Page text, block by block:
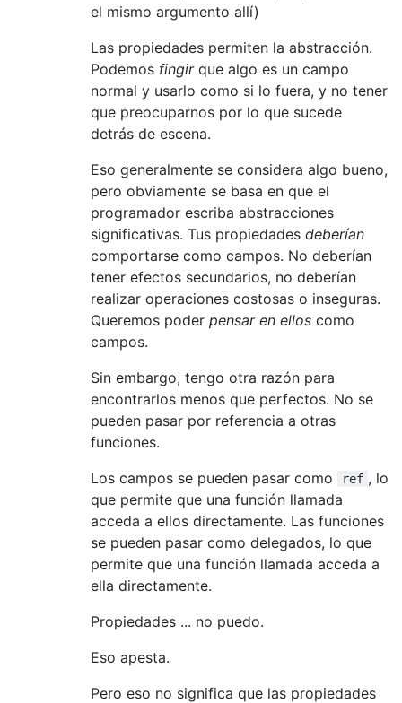
el mismo argumento allí)
Las propiedades permiten la abstracción.
Podemos fingirque algo es un campo
normal y usarlo como si lo fuera, y no tener
que preocuparnos por lo que sucede
detrás de escena.
Eso generalmente se considera algo bueno,
pero obviamente se basa en que el
programador escriba abstracciones
significativas. Tus propiedades deberían
comportarse como campos. No deberían
tener efectos secundarios, no deberían
realizar operaciones costosas o inseguras.
Queremos poder pensar en ellos como
campos.
Sin embargo, tengo otra razón para
encontrarlos menos que perfectos. No se
pueden pasar por referencia a otras
funciones.
Los campos se pueden pasar como
ref , lo
que permite que una función llamada
acceda a ellos directamente. Las funciones
se pueden pasar como delegados, lo que
permite que una función llamada acceda a
ella directamente.
Propiedades ... no puedo.
Eso apesta.
Pero eso no significa que las propiedades